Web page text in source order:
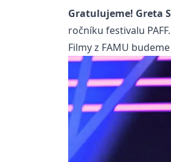
Gratulujeme! Greta
ročníku festivalu PAFF.
Filmy z FAMU